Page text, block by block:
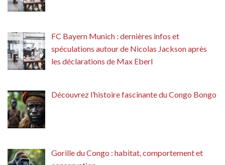
FC Bayern Munich : dernières infos et
spéculations autour de Nicolas Jackson après
les déclarations de Max Eberl
Découvrez l’histoire fascinante du Congo Bongo
Gorille du Congo : habitat, comportement et